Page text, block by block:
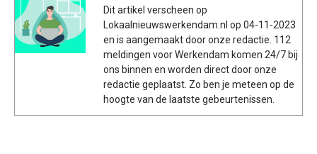
Dit artikel verscheen op
Lokaalnieuwswerkendam.nl op 04-11-2023
en is aangemaakt door onze redactie. 112
meldingen voor Werkendam komen 24/7 bij
ons binnen en worden direct door onze
redactie geplaatst. Zo ben je meteen op de
hoogte van de laatste gebeurtenissen.